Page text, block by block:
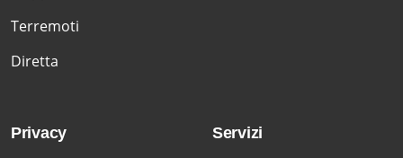
Terremoti
Diretta
Privacy Servizi